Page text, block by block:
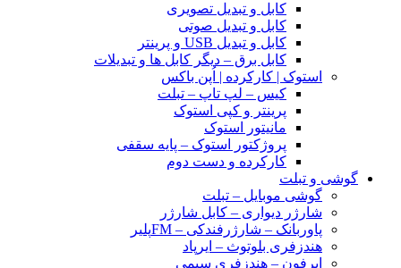
کابل و تبدیل تصویری
کابل و تبدیل صوتی
کابل و تبدیل USB و پرینتر
کابل برق – دیگر کابل ها و تبدیلات
استوک | کارکرده | اُپن باکس
کیس – لپ تاپ – تبلت
پرینتر و کپی استوک
مانیتور استوک
پروژکتور استوک – پایه سقفی
کارکرده و دست دوم
گوشی و تبلت
گوشی موبایل – تبلت
شارژر دیواری – کابل شارژر
پاوربانک – شارژرفندکی – FMپلیر
هندزفری بلوتوث – ایرپاد
ایرفون – هندزفری سیمی